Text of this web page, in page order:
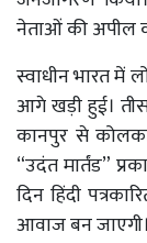
नेताओं की अपील
स्वाधीन भारत में
आगे खड़ी हुई।
कानपुर से
“उदंत मार्तंड”
दिन हिंदी
आवाज बन जाएगी।